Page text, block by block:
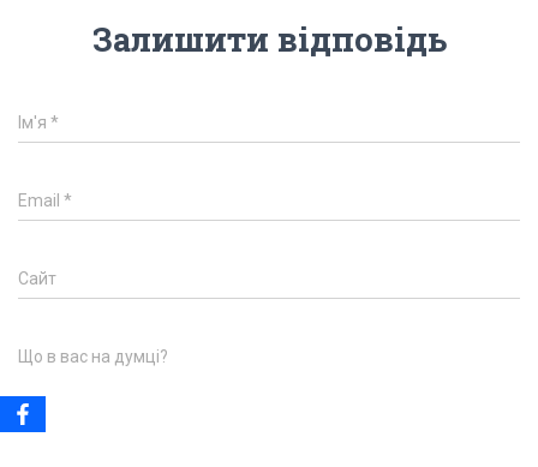
Залишити відповідь
Ім'я *
Email *
Сайт
Що в вас на думці?